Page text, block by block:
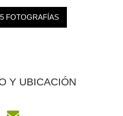
FOTOGRAFÍAS
Y UBICACIÓN